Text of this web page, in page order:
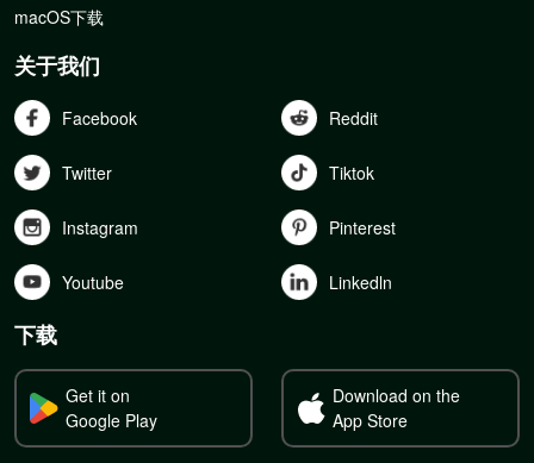
macOS下载
关于我们
Facebook Reddit
Twitter Tiktok
Instagram Pinterest
Youtube Linkedln
下载
Get it on
Google Play
Download on the
App Store